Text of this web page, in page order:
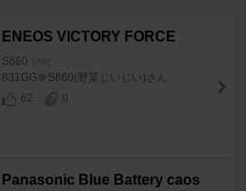
ENEOS VICTORY FORCE
S660 [JW]
831GG＠S660(野菜じいじい)さん
62
0
Panasonic Blue Battery caos